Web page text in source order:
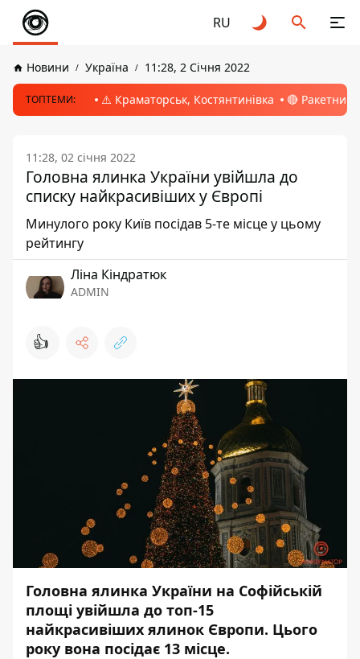
RU
Новини Україна 11:28, 2 Січня 2022
ТОПТЕМИ: ⚠️ Краматорськ, Костянтинівка 🔴 Ракетний
11:28, 02 січня 2022
Головна ялинка України увійшла до
списку найкрасивіших у Європі
Минулого року Київ посідав 5-те місце у цьому
рейтингу
Ліна Кіндратюк
ADMIN
👍
Головна ялинка України на Софійській
площі увійшла до топ-15
найкрасивіших ялинок Європи. Цього
року вона посідає 13 місце.